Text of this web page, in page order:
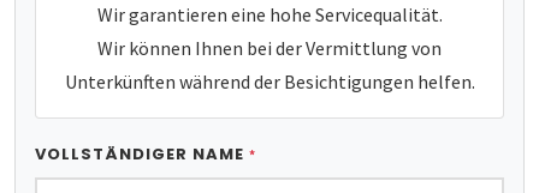
Wir garantieren eine hohe Servicequalität.
Wir können Ihnen bei der Vermittlung von
Unterkünften während der Besichtigungen helfen.
VOLLSTÄNDIGER NAME *